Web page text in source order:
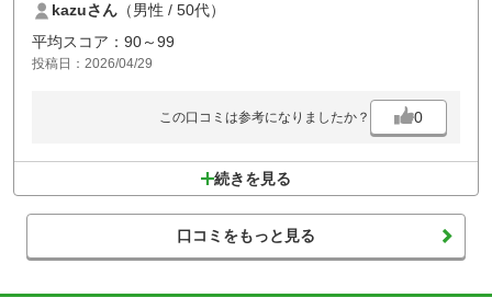
って、とても良いゴルフ場です。鈴鹿インターからも近くて便利。スタ
ッフの皆さんの対応も丁寧で良かったです。
一緒に回った皆さんからも、高評価でした。
またラウンドさせていただきます。
kazuさん （男性 / 50代）
平均スコア：90～99
投稿日：2026/04/29
この口コミは参考になりましたか？ 0
続きを見る
口コミをもっと見る